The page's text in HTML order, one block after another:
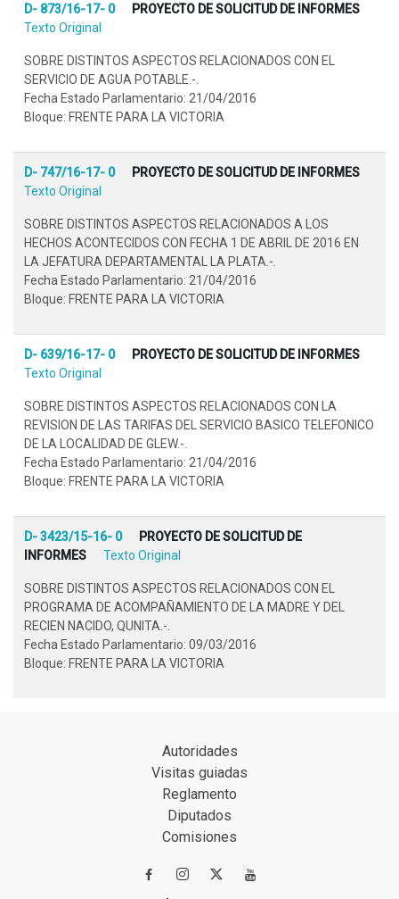
D- 873/16-17- 0
PROYECTO DE SOLICITUD DE INFORMES
Texto Original
SOBRE DISTINTOS ASPECTOS RELACIONADOS CON EL
SERVICIO DE AGUA POTABLE.-.
Fecha Estado Parlamentario: 21/04/2016
Bloque: FRENTE PARA LA VICTORIA
D- 747/16-17- 0
PROYECTO DE SOLICITUD DE INFORMES
Texto Original
SOBRE DISTINTOS ASPECTOS RELACIONADOS A LOS
HECHOS ACONTECIDOS CON FECHA 1 DE ABRIL DE 2016 EN
LA JEFATURA DEPARTAMENTAL LA PLATA.-.
Fecha Estado Parlamentario: 21/04/2016
Bloque: FRENTE PARA LA VICTORIA
D- 639/16-17- 0
PROYECTO DE SOLICITUD DE INFORMES
Texto Original
SOBRE DISTINTOS ASPECTOS RELACIONADOS CON LA
REVISION DE LAS TARIFAS DEL SERVICIO BASICO TELEFONICO
DE LA LOCALIDAD DE GLEW.-.
Fecha Estado Parlamentario: 21/04/2016
Bloque: FRENTE PARA LA VICTORIA
D- 3423/15-16- 0
PROYECTO DE SOLICITUD DE
INFORMES
Texto Original
SOBRE DISTINTOS ASPECTOS RELACIONADOS CON EL
PROGRAMA DE ACOMPAÑAMIENTO DE LA MADRE Y DEL
RECIEN NACIDO, QUNITA.-.
Fecha Estado Parlamentario: 09/03/2016
Bloque: FRENTE PARA LA VICTORIA
Autoridades
Visitas guiadas
Reglamento
Diputados
Comisiones
 